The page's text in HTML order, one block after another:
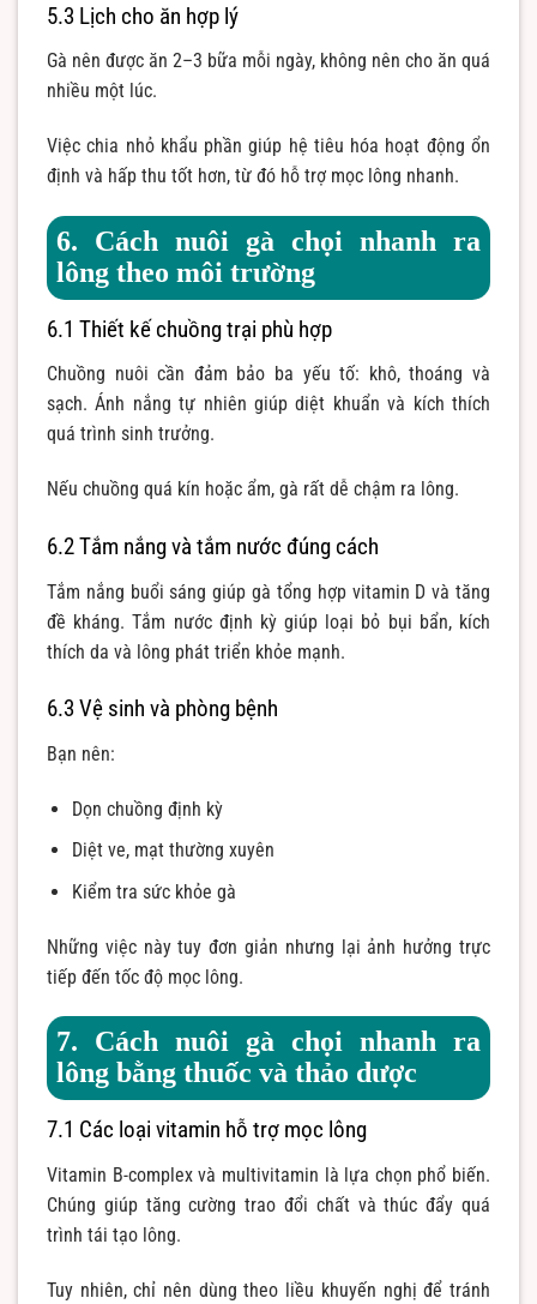
5.3 Lịch cho ăn hợp lý
Gà nên được ăn 2–3 bữa mỗi ngày, không nên cho ăn quá
nhiều một lúc.
Việc chia nhỏ khẩu phần giúp hệ tiêu hóa hoạt động ổn
định và hấp thu tốt hơn, từ đó hỗ trợ mọc lông nhanh.
6. Cách nuôi gà chọi nhanh ra
lông theo môi trường
6.1 Thiết kế chuồng trại phù hợp
Chuồng nuôi cần đảm bảo ba yếu tố: khô, thoáng và
sạch. Ánh nắng tự nhiên giúp diệt khuẩn và kích thích
quá trình sinh trưởng.
Nếu chuồng quá kín hoặc ẩm, gà rất dễ chậm ra lông.
6.2 Tắm nắng và tắm nước đúng cách
Tắm nắng buổi sáng giúp gà tổng hợp vitamin D và tăng
đề kháng. Tắm nước định kỳ giúp loại bỏ bụi bẩn, kích
thích da và lông phát triển khỏe mạnh.
6.3 Vệ sinh và phòng bệnh
Bạn nên:
Dọn chuồng định kỳ
Diệt ve, mạt thường xuyên
Kiểm tra sức khỏe gà
Những việc này tuy đơn giản nhưng lại ảnh hưởng trực
tiếp đến tốc độ mọc lông.
7. Cách nuôi gà chọi nhanh ra
lông bằng thuốc và thảo dược
7.1 Các loại vitamin hỗ trợ mọc lông
Vitamin B-complex và multivitamin là lựa chọn phổ biến.
Chúng giúp tăng cường trao đổi chất và thúc đẩy quá
trình tái tạo lông.
Tuy nhiên, chỉ nên dùng theo liều khuyến nghị để tránh